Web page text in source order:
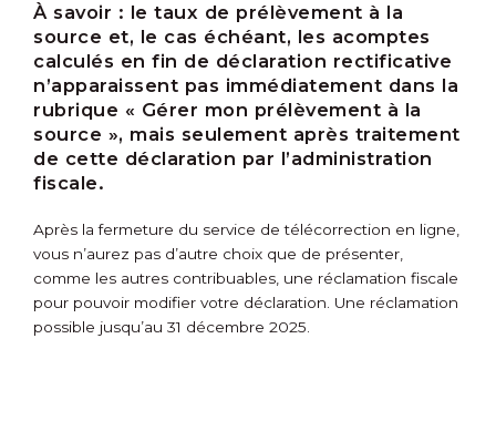
À savoir : le taux de prélèvement à la
source et, le cas échéant, les acomptes
calculés en fin de déclaration rectificative
n’apparaissent pas immédiatement dans la
rubrique « Gérer mon prélèvement à la
source », mais seulement après traitement
de cette déclaration par l’administration
fiscale.
Après la fermeture du service de télécorrection en ligne,
vous n’aurez pas d’autre choix que de présenter,
comme les autres contribuables, une réclamation fiscale
pour pouvoir modifier votre déclaration. Une réclamation
possible jusqu’au 31 décembre 2025.